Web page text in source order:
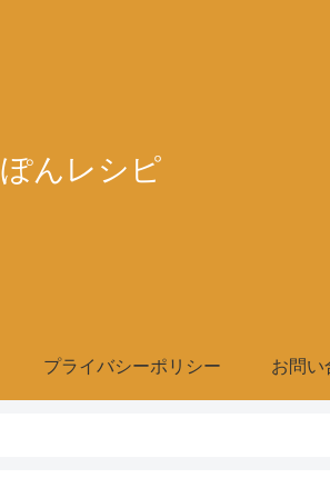
ぽんレシピ
プライバシーポリシー お問い